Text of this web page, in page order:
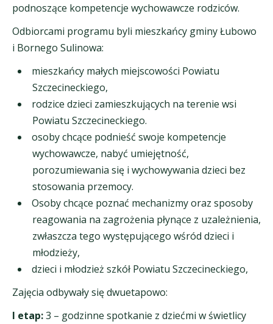
podnoszące kompetencje wychowawcze rodziców.
Odbiorcami programu byli mieszkańcy gminy Łubowo
i Bornego Sulinowa:
mieszkańcy małych miejscowości Powiatu
Szczecineckiego,
rodzice dzieci zamieszkujących na terenie wsi
Powiatu Szczecineckiego.
osoby chcące podnieść swoje kompetencje
wychowawcze, nabyć umiejętność,
porozumiewania się i wychowywania dzieci bez
stosowania przemocy.
Osoby chcące poznać mechanizmy oraz sposoby
reagowania na zagrożenia płynące z uzależnienia,
zwłaszcza tego występującego wśród dzieci i
młodzieży,
dzieci i młodzież szkół Powiatu Szczecineckiego,
Zajęcia odbywały się dwuetapowo:
I etap:3 – godzinne spotkanie z dziećmi w świetlicy